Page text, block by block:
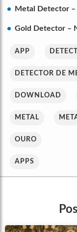
Metal Detector
Gold Detector –
APP
DETECTOR DE
DOWNLOAD
METAL
OURO
APPS